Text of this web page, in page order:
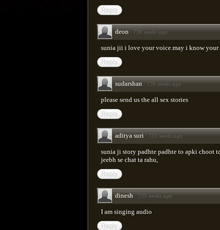
Reply
deon · 736 weeks ago
sunia jii i love your voice.may i know your
Reply
sudarshan · 736 weeks ago
please send us the all sex stories
Reply
aditya suri · 735 weeks ago
sunia ji story padhte padhte to apki choot
jeebh se chat ta rahu,
Reply
dinesh · 735 weeks ago
I am singing audio
Reply